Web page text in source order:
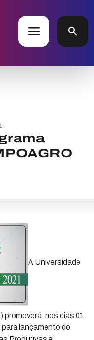
menu search
A Universidade
promoverá, nos dias 01
lançamento do